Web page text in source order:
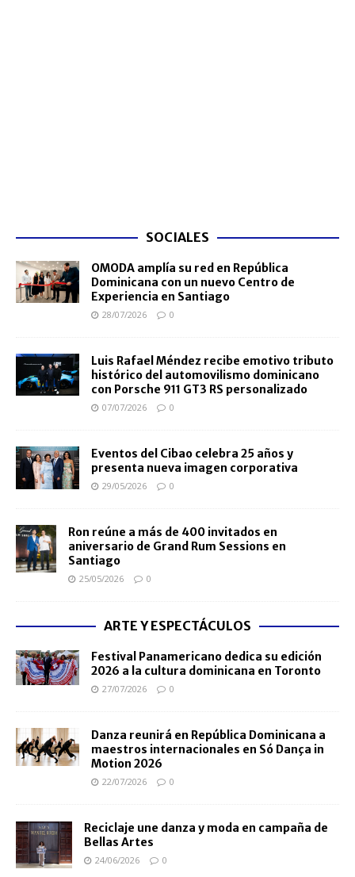
SOCIALES
OMODA amplía su red en República
Dominicana con un nuevo Centro de
Experiencia en Santiago
28/07/2026 0
Luis Rafael Méndez recibe emotivo tributo
histórico del automovilismo dominicano
con Porsche 911 GT3 RS personalizado
07/07/2026 0
Eventos del Cibao celebra 25 años y
presenta nueva imagen corporativa
29/05/2026 0
Ron reúne a más de 400 invitados en
aniversario de Grand Rum Sessions en
Santiago
25/05/2026 0
ARTE Y ESPECTÁCULOS
Festival Panamericano dedica su edición
2026 a la cultura dominicana en Toronto
27/07/2026 0
Danza reunirá en República Dominicana a
maestros internacionales en Só Dança in
Motion 2026
22/07/2026 0
Reciclaje une danza y moda en campaña de
Bellas Artes
24/06/2026 0